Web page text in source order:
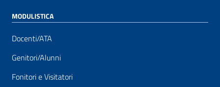
MODULISTICA
Docenti/ATA
Genitori/Alunni
Fonitori e Visitatori